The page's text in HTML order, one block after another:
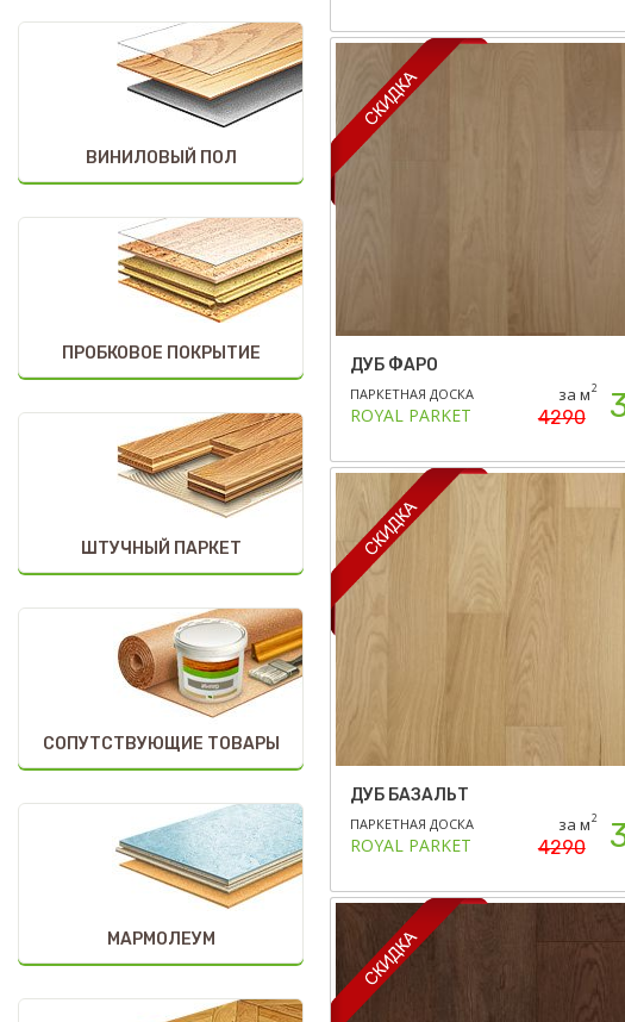
ДУБ ФАРО
ПАРКЕТНАЯ ДОСКА
ROYAL PARKET
за м2
4290
ДУБ БАЗАЛЬТ
ПАРКЕТНАЯ ДОСКА
ROYAL PARKET
за м2
4290
ВИНИЛОВЫЙ ПОЛ
ПРОБКОВОЕ ПОКРЫТИЕ
ШТУЧНЫЙ ПАРКЕТ
СОПУТСТВУЮЩИЕ ТОВАРЫ
МАРМОЛЕУМ